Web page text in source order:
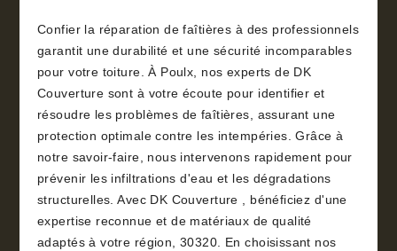
Confier la réparation de faîtières à des professionnels
garantit une durabilité et une sécurité incomparables
pour votre toiture. À Poulx, nos experts de DK
Couverture sont à votre écoute pour identifier et
résoudre les problèmes de faîtières, assurant une
protection optimale contre les intempéries. Grâce à
notre savoir-faire, nous intervenons rapidement pour
prévenir les infiltrations d'eau et les dégradations
structurelles. Avec DK Couverture , bénéficiez d'une
expertise reconnue et de matériaux de qualité
adaptés à votre région, 30320. En choisissant nos